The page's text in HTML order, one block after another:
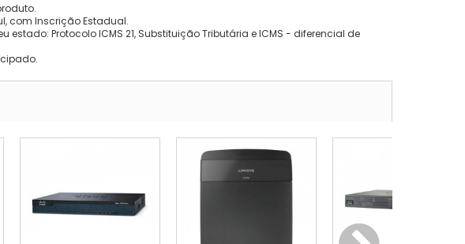
com Inscrição Estadual.
Protocolo ICMS 21, Substituição Tributária e ICMS - diferencial de